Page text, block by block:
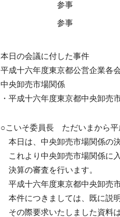
参事
参事
本日の会議に付した事件
平成十六年度東京都公営企業各
中央卸売市場関係
・平成十六年度東京都中央卸売
○こいそ委員長 ただいまから平
本日は、中央卸売市場関係の
これより中央卸売市場関係に入
決算の審査を行います。
平成十六年度東京都中央卸売
本件につきましては、既に説
その際要求いたしました資料